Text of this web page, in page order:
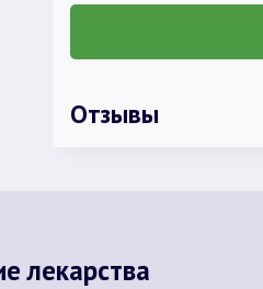
Отзывы
лекарства